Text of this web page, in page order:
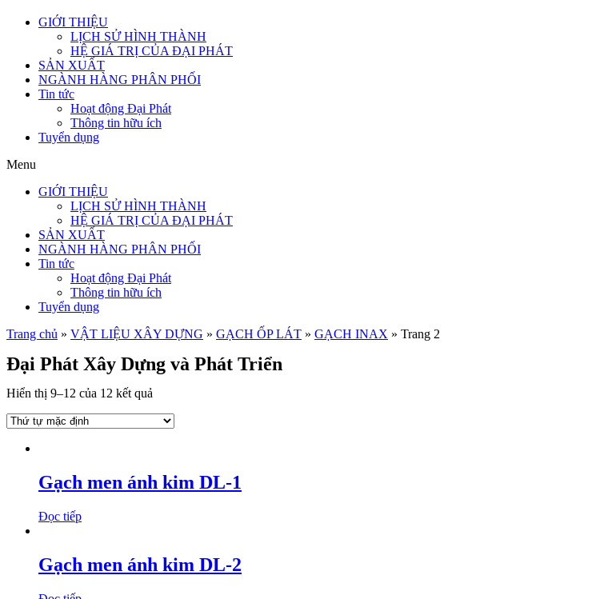
GIỚI THIỆU
LỊCH SỬ HÌNH THÀNH
HỆ GIÁ TRỊ CỦA ĐẠI PHÁT
SẢN XUẤT
NGÀNH HÀNG PHÂN PHỐI
Tin tức
Hoạt động Đại Phát
Thông tin hữu ích
Tuyển dụng
Menu
GIỚI THIỆU
LỊCH SỬ HÌNH THÀNH
HỆ GIÁ TRỊ CỦA ĐẠI PHÁT
SẢN XUẤT
NGÀNH HÀNG PHÂN PHỐI
Tin tức
Hoạt động Đại Phát
Thông tin hữu ích
Tuyển dụng
Trang chủ » VẬT LIỆU XÂY DỰNG » GẠCH ỐP LÁT » GẠCH INAX » Trang 2
Đại Phát Xây Dựng và Phát Triển
Hiển thị 9–12 của 12 kết quả
Gạch men ánh kim DL-1
Đọc tiếp
Gạch men ánh kim DL-2